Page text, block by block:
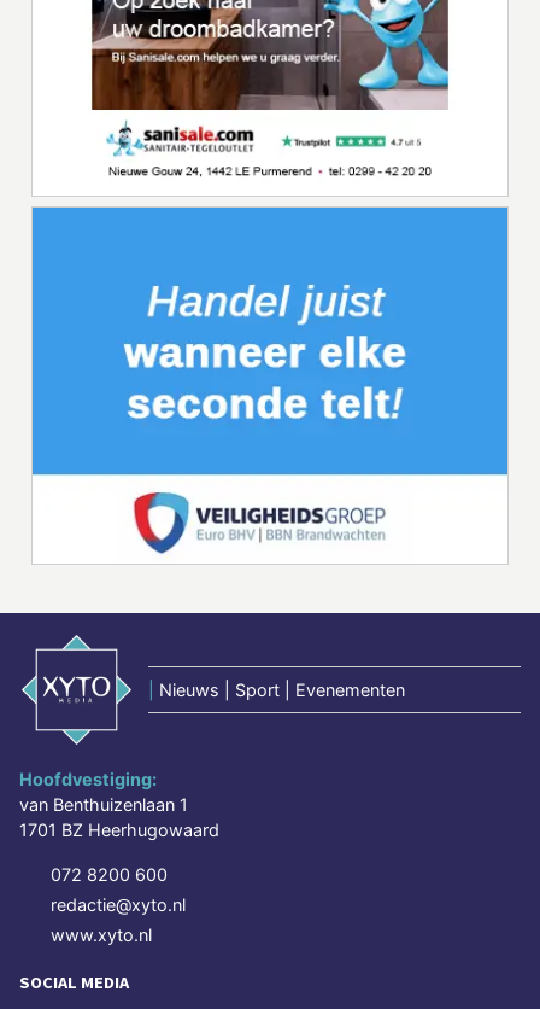
Nieuws | Sport | Evenementen
Hoofdvestiging:
van Benthuizenlaan 1
1701 BZ Heerhugowaard
072 8200 600
redactie@xyto.nl
www.xyto.nl
SOCIAL MEDIA